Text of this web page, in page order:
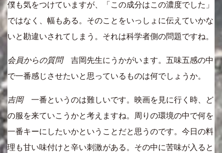
僕も気をつけていますが、「この成分はこの濃度でした」
ではなく、幅もある。そのことをいっしょに伝えていかな
いと勘違いされてしまう。それは科学者側の問題ですね。
会員からの質問吉岡先生にうかがいます。五味五感の中
で一番感じさせたいと思っているものは何でしょうか。
吉岡一番というのは難しいです。映画を見に行く時、ど
の服を来ていこうかと考えますね。周りの環境の中で何を
一番キーにしたいかということだと思うのです。今日の料
理も甘い味付けと辛い刺激がある。その中に苦味が入ると